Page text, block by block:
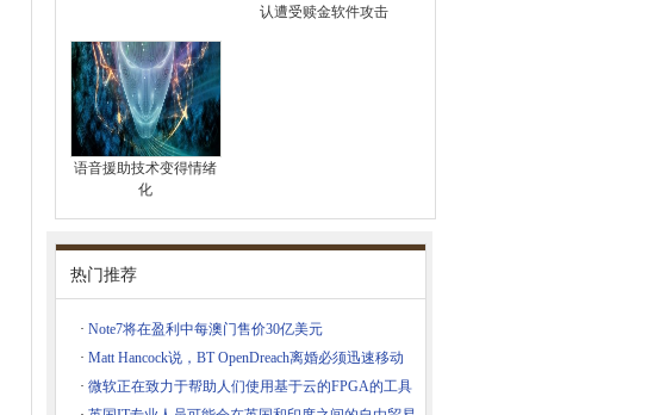
认遭受赎金软件攻击
语音援助技术变得情绪
化
热门推荐
· Note7将在盈利中每澳门售价30亿美元
· Matt Hancock说，BT OpenDreach离婚必须迅速移动
· 微软正在致力于帮助人们使用基于云的FPGA的工具